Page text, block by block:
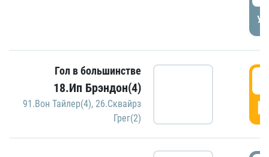
Гол в большинстве
18.Ип Брэндон(4)
91.Вон Тайлер(4), 26.Сквайрз
Грег(2)